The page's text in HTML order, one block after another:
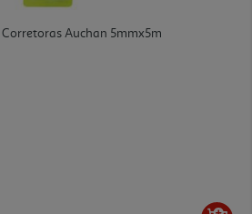
Auchan 5mmx5m